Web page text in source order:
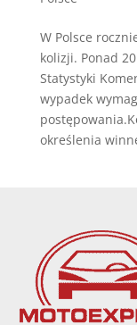
W Polsce
kolizji. Ponad
Statystyki
wypadek
określenia